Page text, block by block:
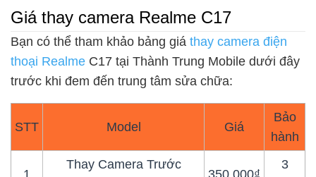
Giá thay camera Realme C17
Bạn có thể tham khảo bảng giá thay camera điện
thoại Realme C17 tại Thành Trung Mobile dưới đây
trước khi đem đến trung tâm sửa chữa:
STT Model Giá
Bảo
hành
1
Thay Camera Trước
350.000₫
3